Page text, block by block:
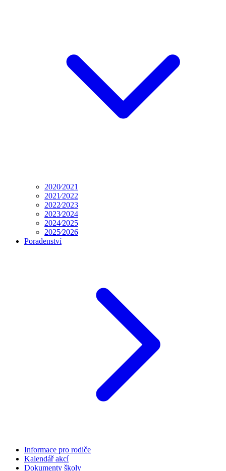
2020⁄2021
2021⁄2022
2022⁄2023
2023⁄2024
2024⁄2025
2025⁄2026
Poradenství
Informace pro rodiče
Kalendář akcí
Dokumenty školy